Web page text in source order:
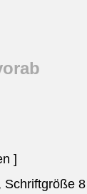
]
Schriftgröße 8